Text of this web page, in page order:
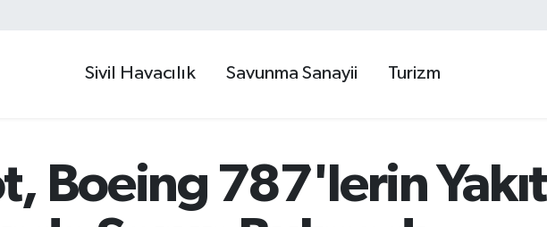
Sivil Havacılık Savunma Sanayii Turizm
Boeing 787'lerin Yakıt